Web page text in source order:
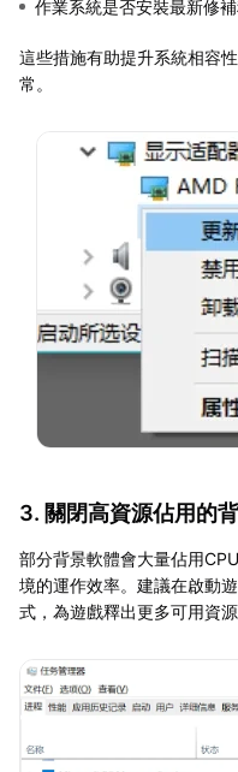
作業系統是否安裝最新修
這些措施有助提升系統相容
常。
3. 關閉高資源佔用的
部分背景軟體會大量佔用
境的運作效率。建議在啟動
式，為遊戲釋出更多可用資源